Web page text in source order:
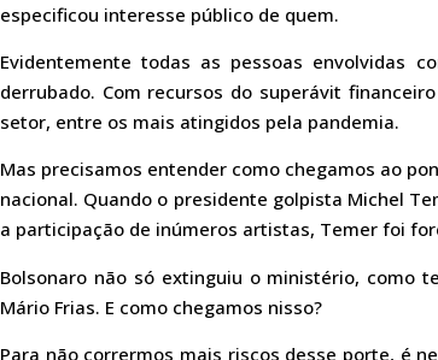
especificou interesse público de quem.
Evidentemente todas as pessoas envolvidas
derrubado. Com recursos do superávit
setor, entre os mais atingidos pela pandemia.
Mas precisamos entender como chegamos ao
nacional. Quando o presidente golpista Michel
a participação de inúmeros artistas, Temer foi
Bolsonaro não só extinguiu o ministério, como
Mário Frias. E como chegamos nisso?
Para não corrermos mais riscos desse porte, é